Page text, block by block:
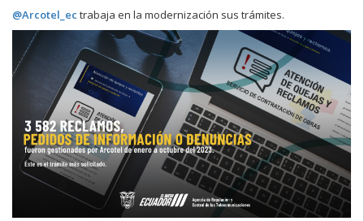
@Arcotel_ec trabaja en la modernización sus trámites.